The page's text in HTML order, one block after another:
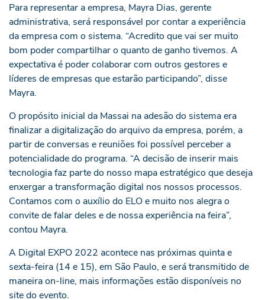
Para representar a empresa, Mayra Dias, gerente
administrativa, será responsável por contar a experiência
da empresa com o sistema. “Acredito que vai ser muito
bom poder compartilhar o quanto de ganho tivemos. A
expectativa é poder colaborar com outros gestores e
líderes de empresas que estarão participando”, disse
Mayra.
O propósito inicial da Massai na adesão do sistema era
finalizar a digitalização do arquivo da empresa, porém, a
partir de conversas e reuniões foi possível perceber a
potencialidade do programa. “A decisão de inserir mais
tecnologia faz parte do nosso mapa estratégico que deseja
enxergar a transformação digital nos nossos processos.
Contamos com o auxílio do ELO e muito nos alegra o
convite de falar deles e de nossa experiência na feira”,
contou Mayra.
A Digital EXPO 2022 acontece nas próximas quinta e
sexta-feira (14 e 15), em São Paulo, e será transmitido de
maneira on-line, mais informações estão disponíveis no
site do evento.